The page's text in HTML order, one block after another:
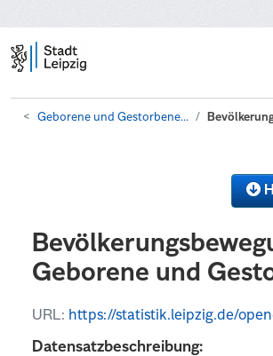
Geborene und Gestorbene...
Geborene und
URL: https://statistik.leipzig.de/opendata/api/
Datensatzbeschreibung: